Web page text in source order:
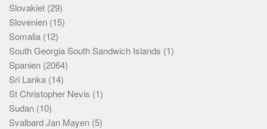
Slovakiet (29)
Slovenien (15)
Somalia (12)
South Georgia South Sandwich Islands (1)
Spanien (2064)
Sri Lanka (14)
St Christopher Nevis (1)
Sudan (10)
Svalbard Jan Mayen (5)